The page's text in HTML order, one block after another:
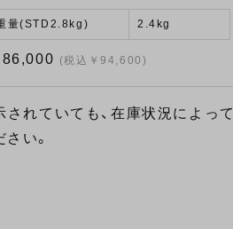
量(STD2.8kg) 2.4kg
86,000 (税込￥94,600)
されていても、在庫状況によって
い。